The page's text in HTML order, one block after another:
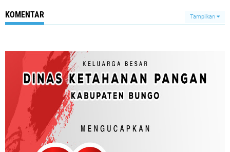
KOMENTAR Tampilkan